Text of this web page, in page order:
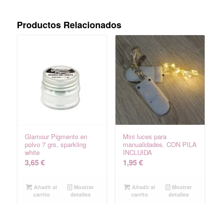
Productos Relacionados
Glamour Pigmento en
polvo 7 grs, sparkling
white
3,65€
Añadir al
carrito
Mostrar
detalles
Mini luces para
manualidades. CON PILA
INCLUIDA
1,95€
Añadir al
carrito
Mostrar
detalles